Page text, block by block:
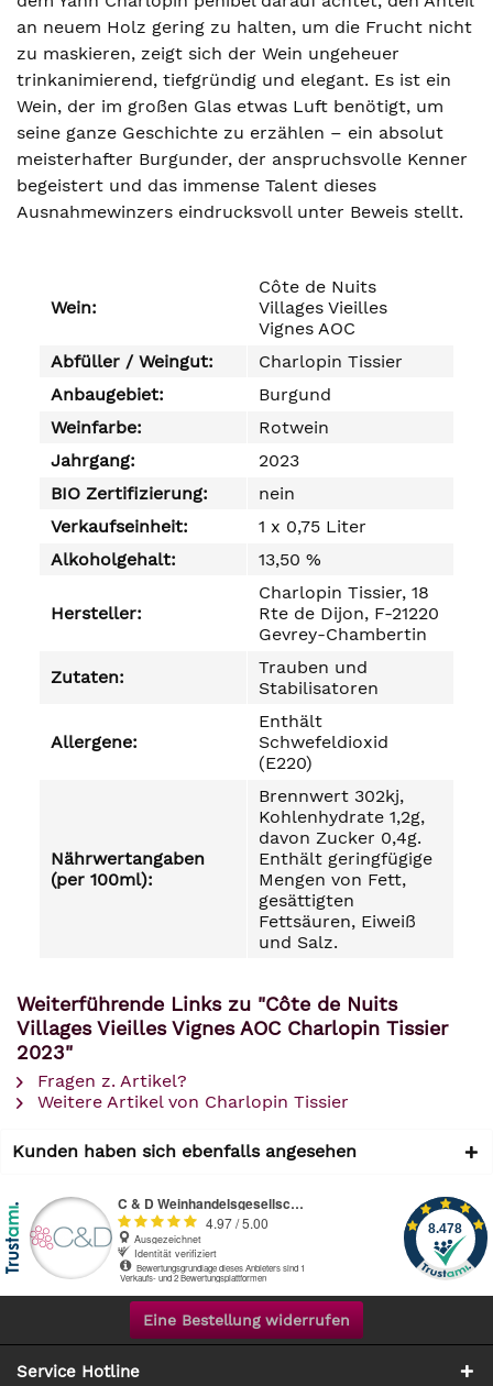
an neuem Holz gering zu halten, um die Frucht nicht
zu maskieren, zeigt sich der Wein ungeheuer
trinkanimierend, tiefgründig und elegant. Es ist ein
Wein, der im großen Glas etwas Luft benötigt, um
seine ganze Geschichte zu erzählen – ein absolut
meisterhafter Burgunder, der anspruchsvolle Kenner
begeistert und das immense Talent dieses
Ausnahmewinzers eindrucksvoll unter Beweis stellt.
Wein:
Côte de Nuits
Villages Vieilles
Vignes AOC
Abfüller / Weingut:
Charlopin Tissier
Anbaugebiet:
Burgund
Weinfarbe:
Rotwein
Jahrgang:
2023
BIO Zertifizierung:
nein
Verkaufseinheit:
1 x 0,75 Liter
Alkoholgehalt:
13,50 %
Hersteller:
Charlopin Tissier, 18
Rte de Dijon, F-21220
Gevrey-Chambertin
Zutaten:
Trauben und
Stabilisatoren
Allergene:
Enthält
Schwefeldioxid
(E220)
Nährwertangaben
(per 100ml):
Brennwert 302kj,
Kohlenhydrate 1,2g,
davon Zucker 0,4g.
Enthält geringfügige
Mengen von Fett,
gesättigten
Fettsäuren, Eiweiß
und Salz.
Weiterführende Links zu "Côte de Nuits
Villages Vieilles Vignes AOC Charlopin Tissier
2023"
Fragen z. Artikel?
Weitere Artikel von Charlopin Tissier
Kunden haben sich ebenfalls angesehen
Eine Bestellung widerrufen
Service Hotline